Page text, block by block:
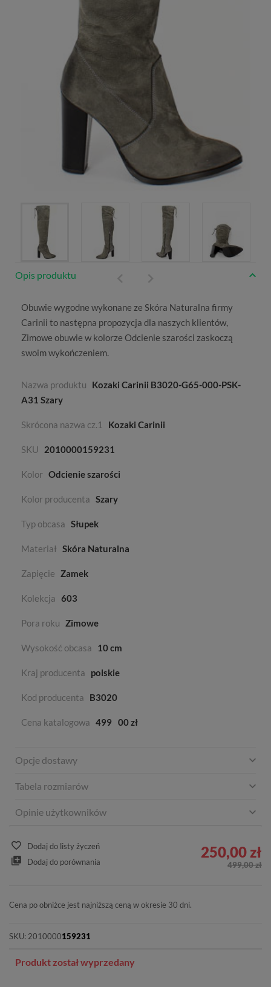
Opis produktu
Obuwie wygodne wykonane ze Skóra Naturalna firmy
Carinii to następna propozycja dla naszych klientów,
Zimowe obuwie w kolorze Odcienie szarości zaskoczą
swoim wykończeniem.
Nazwa produktu
Kozaki Carinii B3020-G65-000-PSK-
A31 Szary
Skrócona nazwa cz.1 Kozaki Carinii
SKU 2010000159231
Kolor Odcienie szarości
Kolor producenta Szary
Typ obcasa Słupek
Materiał Skóra Naturalna
Zapięcie Zamek
Kolekcja 603
Pora roku Zimowe
Wysokość obcasa 10 cm
Kraj producenta polskie
Kod producenta B3020
Cena katalogowa 499 00 zł
Opcje dostawy
Tabela rozmiarów
Opinie użytkowników
Dodaj do listy życzeń
Dodaj do porównania
250,00 zł
499,00 zł
Cena po obniżce jest najniższą ceną w okresie 30 dni.
SKU: 2010000159231
Produkt został wyprzedany